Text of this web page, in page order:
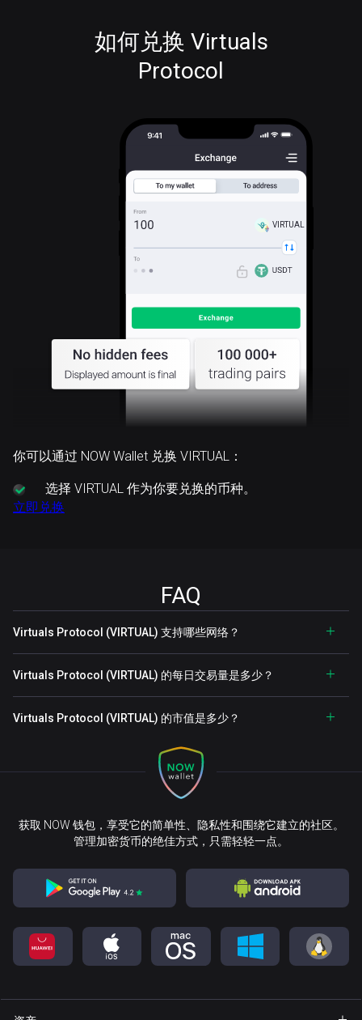
如何兑换 Virtuals
Protocol
VIRTUAL
你可以通过 NOW Wallet 兑换 VIRTUAL：
选择 VIRTUAL 作为你要兑换的币种。
立即兑换
FAQ
Virtuals Protocol (VIRTUAL) 支持哪些网络？
Virtuals Protocol (VIRTUAL) 的每日交易量是多少？
Virtuals Protocol (VIRTUAL) 的市值是多少？
获取 NOW 钱包，享受它的简单性、隐私性和围绕它建立的社区。
管理加密货币的绝佳方式，只需轻轻一点。